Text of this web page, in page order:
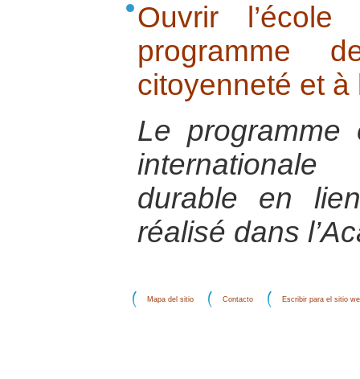
Ouvrir
programme
citoyenneté et à
Le programme
durable en
réalisé dans
Mapa del sitio Contacto Escribir para el sitio